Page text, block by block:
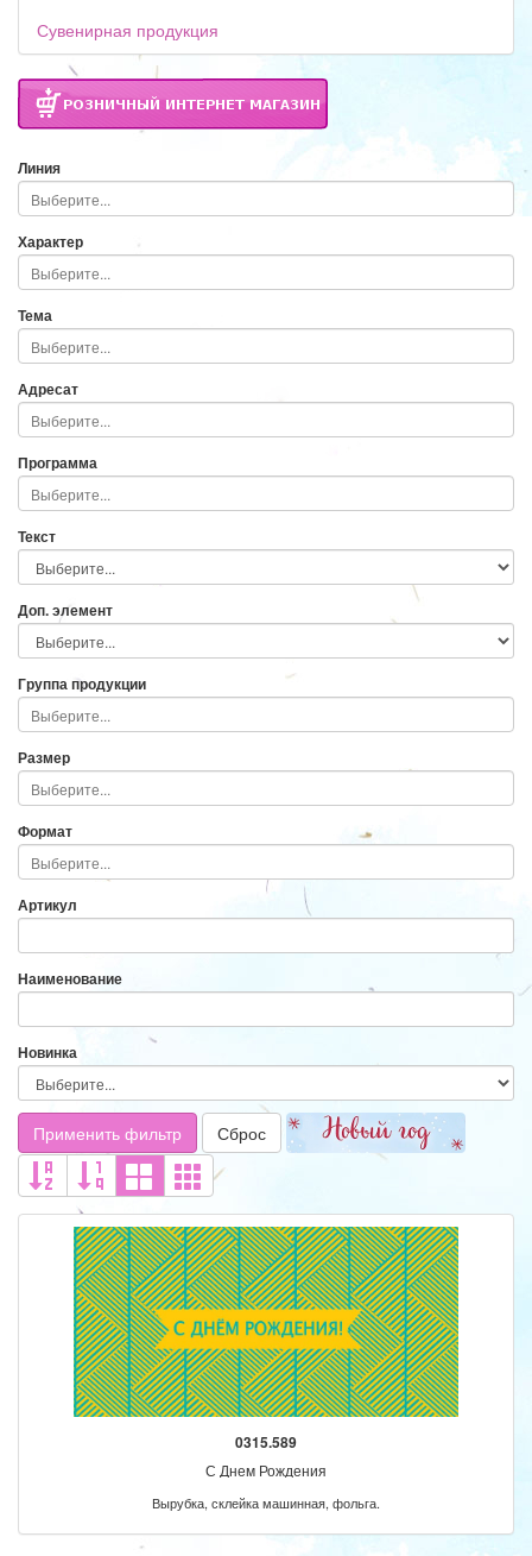
Сувенирная продукция
Линия
Характер
Тема
Адресат
Программа
Текст
Доп. элемент
Группа продукции
Размер
Формат
Артикул
Наименование
Новинка
Применить фильтр Сброс
0315.589
С Днем Рождения
Вырубка, склейка машинная, фольга.